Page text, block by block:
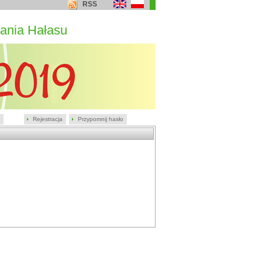
Rejestracja Przypomnij hasło
RSS
Hałasu